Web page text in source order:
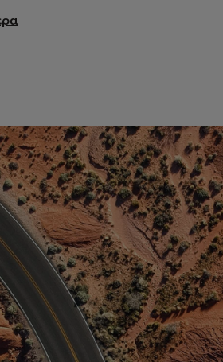
100% ΜΕ ΤΟ
για επιδόσεις.
Γνωρίστε το CUPRA
των μελλοντικών μας